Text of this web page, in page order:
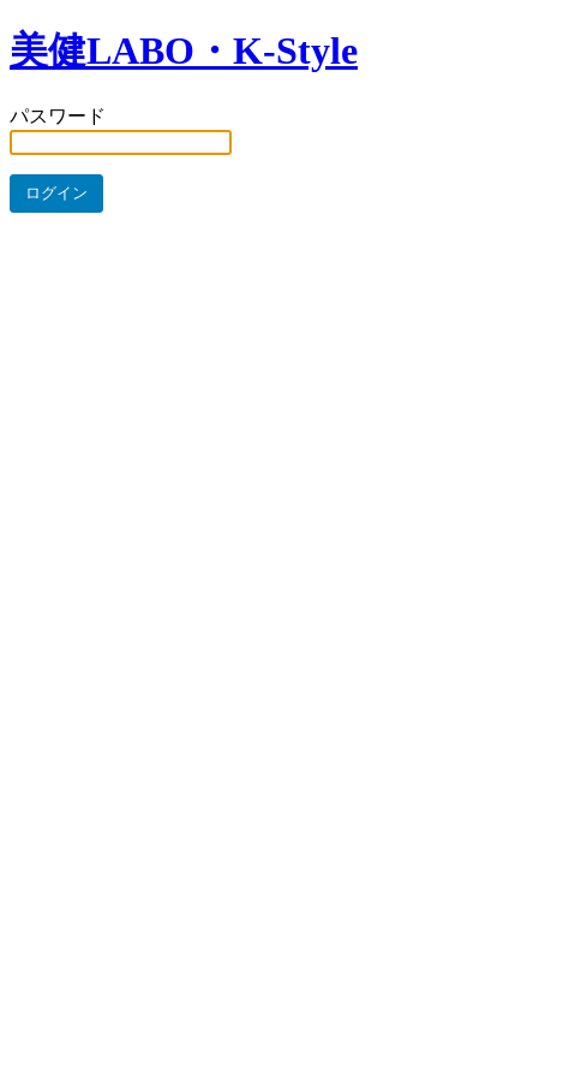
美健LABO・K-Style
パスワード